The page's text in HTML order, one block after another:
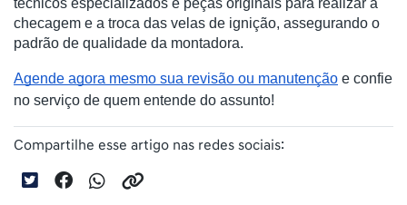
técnicos especializados e peças originais para realizar a
checagem e a troca das velas de ignição, assegurando o
padrão de qualidade da montadora.
Agende agora mesmo sua revisão ou manutenção e confie
no serviço de quem entende do assunto!
Compartilhe esse artigo nas redes sociais: